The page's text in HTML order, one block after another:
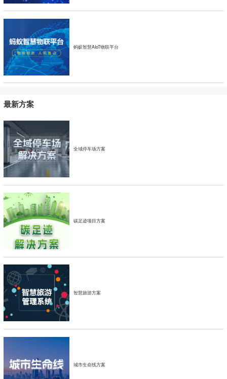
蚂蚁智慧AIoT物联平台
最新方案
全域停车场方案
碳足迹项目方案
智慧旅游方案
城市生命线方案